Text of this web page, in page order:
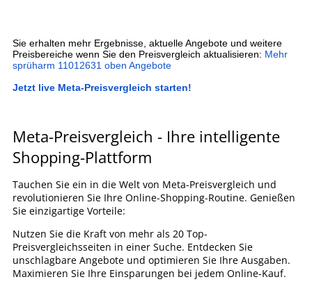
Sie erhalten mehr Ergebnisse, aktuelle Angebote und weitere
Preisbereiche wenn Sie den Preisvergleich aktualisieren: Mehr
sprüharm 11012631 oben Angebote
Jetzt live Meta-Preisvergleich starten!
Meta-Preisvergleich - Ihre intelligente
Shopping-Plattform
Tauchen Sie ein in die Welt von Meta-Preisvergleich und
revolutionieren Sie Ihre Online-Shopping-Routine. Genießen
Sie einzigartige Vorteile:
Nutzen Sie die Kraft von mehr als 20 Top-
Preisvergleichsseiten in einer Suche. Entdecken Sie
unschlagbare Angebote und optimieren Sie Ihre Ausgaben.
Maximieren Sie Ihre Einsparungen bei jedem Online-Kauf.